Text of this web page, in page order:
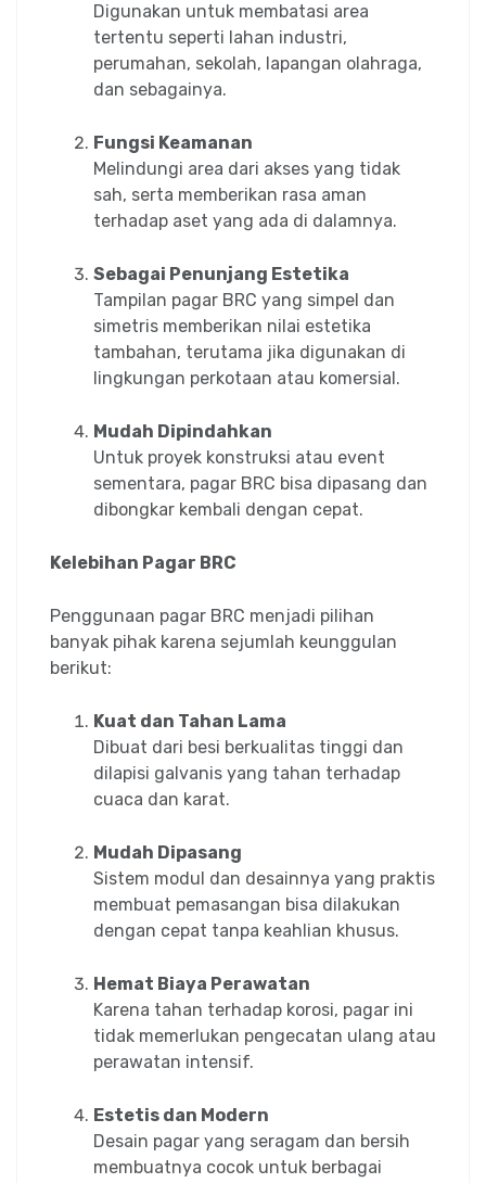
Digunakan untuk membatasi area
tertentu seperti lahan industri,
perumahan, sekolah, lapangan olahraga,
dan sebagainya.
Fungsi Keamanan
Melindungi area dari akses yang tidak
sah, serta memberikan rasa aman
terhadap aset yang ada di dalamnya.
Sebagai Penunjang Estetika
Tampilan pagar BRC yang simpel dan
simetris memberikan nilai estetika
tambahan, terutama jika digunakan di
lingkungan perkotaan atau komersial.
Mudah Dipindahkan
Untuk proyek konstruksi atau event
sementara, pagar BRC bisa dipasang dan
dibongkar kembali dengan cepat.
Kelebihan Pagar BRC
Penggunaan pagar BRC menjadi pilihan
banyak pihak karena sejumlah keunggulan
berikut:
Kuat dan Tahan Lama
Dibuat dari besi berkualitas tinggi dan
dilapisi galvanis yang tahan terhadap
cuaca dan karat.
Mudah Dipasang
Sistem modul dan desainnya yang praktis
membuat pemasangan bisa dilakukan
dengan cepat tanpa keahlian khusus.
Hemat Biaya Perawatan
Karena tahan terhadap korosi, pagar ini
tidak memerlukan pengecatan ulang atau
perawatan intensif.
Estetis dan Modern
Desain pagar yang seragam dan bersih
membuatnya cocok untuk berbagai